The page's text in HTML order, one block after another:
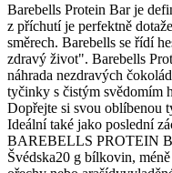
Barebells Protein Bar je
z příchutí je perfektně
směrech. Barebells se řídí
zdravý život". Barebells
náhrada nezdravých
tyčinky s čistým svědomím
Dopřejte si svou oblíbenou
Ideální také jako poslední
BAREBELLS PROTEIN
Švédska20 g bílkovin,